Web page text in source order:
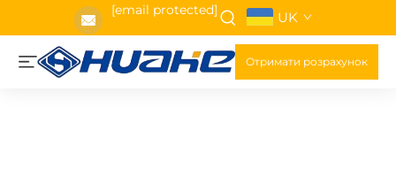
[email protected] UK
Отримати розрахунок